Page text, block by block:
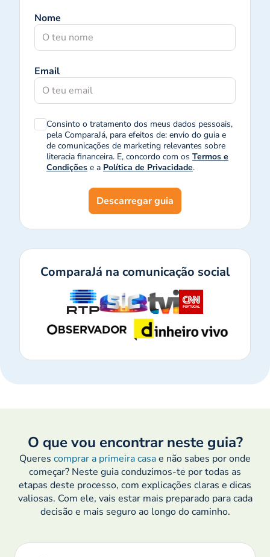
Nome
Email
Consinto o tratamento dos meus dados pessoais,
pela ComparaJá, para efeitos de: envio do guia e
de comunicações de marketing relevantes sobre
literacia financeira. E, concordo com os Termos e
Condições e a Política de Privacidade.
Descarregar guia
ComparaJá na comunicação social
O que vou encontrar neste guia?
Queres comprar a primeira casae não sabes por onde
começar? Neste guia conduzimos-te por todas as
etapas deste processo, com explicações claras e dicas
valiosas. Com ele, vais estar mais preparado para cada
decisão e mais seguro ao longo do caminho.